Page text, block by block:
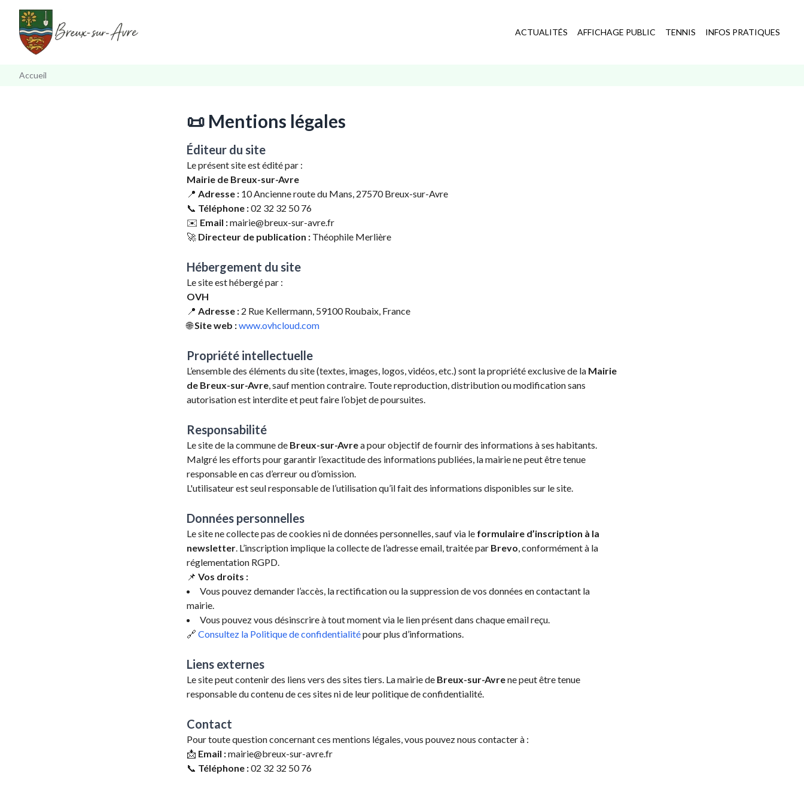
ACTUALITÉS AFFICHAGE PUBLIC TENNIS INFOS PRATIQUES
Accueil
📜 Mentions légales
Éditeur du site
Le présent site est édité par :
Mairie de Breux-sur-Avre
📍 Adresse : 10 Ancienne route du Mans, 27570 Breux-sur-Avre
📞 Téléphone :02 32 32 50 76
✉️ Email :mairie@breux-sur-avre.fr
🚀 Directeur de publication : Théophile Merlière
Hébergement du site
Le site est hébergé par :
OVH
📍 Adresse : 2 Rue Kellermann, 59100 Roubaix, France
🌐Site web :www.ovhcloud.com
Propriété intellectuelle
L’ensemble des éléments du site (textes, images, logos, vidéos, etc.) sont la propriété exclusive de la Mairie
de Breux-sur-Avre , sauf mention contraire. Toute reproduction, distribution ou modification sans
autorisation est interdite et peut faire l’objet de poursuites.
Responsabilité
Le site de la commune de Breux-sur-Avrea pour objectif de fournir des informations à ses habitants.
Malgré les efforts pour garantir l’exactitude des informations publiées, la mairie ne peut être tenue
responsable en cas d’erreur ou d’omission.
L'utilisateur est seul responsable de l’utilisation qu’il fait des informations disponibles sur le site.
Données personnelles
Le site ne collecte pas de cookies ni de données personnelles, sauf via le formulaire d’inscription à la
newsletter . L’inscription implique la collecte de l’adresse email, traitée par Brevo , conformément à la
réglementation RGPD.
📌 Vos droits :
Vous pouvez demander l’accès, la rectification ou la suppression de vos données en contactant la
mairie.
Vous pouvez vous désinscrire à tout moment via le lien présent dans chaque email reçu.
🔗 Consultez la Politique de confidentialitépour plus d’informations.
Liens externes
Le site peut contenir des liens vers des sites tiers. La mairie de Breux-sur-Avrene peut être tenue
responsable du contenu de ces sites ni de leur politique de confidentialité.
Contact
Pour toute question concernant ces mentions légales, vous pouvez nous contacter à :
📩 Email :mairie@breux-sur-avre.fr
📞 Téléphone :02 32 32 50 76